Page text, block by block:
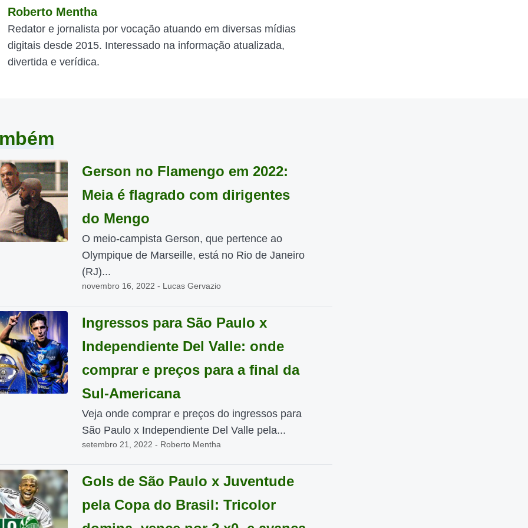
Roberto Mentha
Redator e jornalista por vocação atuando em diversas mídias
digitais desde 2015. Interessado na informação atualizada,
divertida e verídica.
Gerson no Flamengo em 2022:
Meia é flagrado com dirigentes
do Mengo
O meio-campista Gerson, que pertence ao
Olympique de Marseille, está no Rio de Janeiro
(RJ)...
novembro 16, 2022 - Lucas Gervazio
Ingressos para São Paulo x
Independiente Del Valle: onde
comprar e preços para a final da
Sul-Americana
Veja onde comprar e preços do ingressos para
São Paulo x Independiente Del Valle pela...
setembro 21, 2022 - Roberto Mentha
Gols de São Paulo x Juventude
pela Copa do Brasil: Tricolor